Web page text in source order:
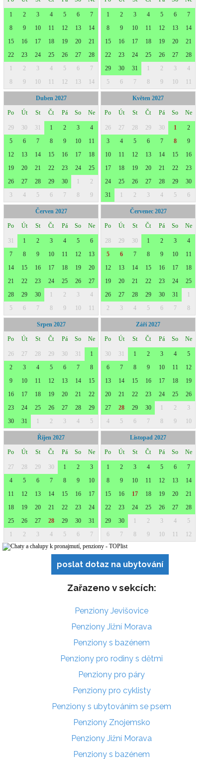
poslat dotaz na ubytování
Zařazeno v sekcích:
Penziony Jevišovice
Penziony Jižní Morava
Penziony s bazénem
Penziony pro rodiny s dětmi
Penziony pro páry
Penziony pro cyklisty
Penziony s ubytováním se psem
Penziony Znojemsko
Penziony Jižní Morava
Penziony s bazénem